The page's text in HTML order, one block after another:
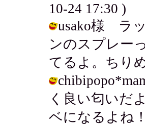
10-24 17:30 )
usako様 ラ
ンのスプレー
てるよ。ちり
く良い匂いだ
ベになるよね